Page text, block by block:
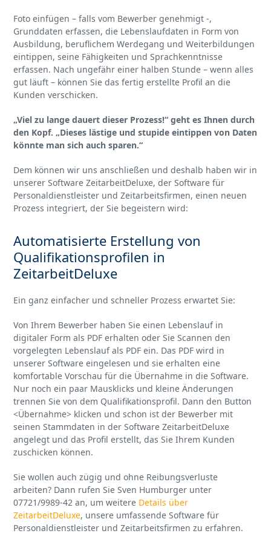
Foto einfügen – falls vom Bewerber genehmigt -,
Grunddaten erfassen, die Lebenslaufdaten in Form von
Ausbildung, beruflichem Werdegang und Weiterbildungen
eintippen, seine Fähigkeiten und Sprachkenntnisse
erfassen. Nach ungefähr einer halben Stunde – wenn alles
gut läuft – können Sie das fertig erstellte Profil an die
Kunden verschicken.
„Viel zu lange dauert dieser Prozess!“ geht es Ihnen durch
den Kopf. „Dieses lästige und stupide eintippen von Daten
könnte man sich auch sparen.“
Dem können wir uns anschließen und deshalb haben wir in
unserer Software ZeitarbeitDeluxe, der Software für
Personaldienstleister und Zeitarbeitsfirmen, einen neuen
Prozess integriert, der Sie begeistern wird:
Automatisierte Erstellung von
Qualifikationsprofilen in
ZeitarbeitDeluxe
Ein ganz einfacher und schneller Prozess erwartet Sie:
Von Ihrem Bewerber haben Sie einen Lebenslauf in
digitaler Form als PDF erhalten oder Sie Scannen den
vorgelegten Lebenslauf als PDF ein. Das PDF wird in
unserer Software eingelesen und sie erhalten eine
komfortable Vorschau für die Übernahme in die Software.
Nur noch ein paar Mausklicks und kleine Änderungen
trennen Sie von dem Qualifikationsprofil. Dann den Button
<Übernahme> klicken und schon ist der Bewerber mit
seinen Stammdaten in der Software ZeitarbeitDeluxe
angelegt und das Profil erstellt, das Sie Ihrem Kunden
zuschicken können.
Sie wollen auch zügig und ohne Reibungsverluste
arbeiten? Dann rufen Sie Sven Humburger unter
07721/9989-42 an, um weitere Details über
ZeitarbeitDeluxe, unsere umfassende Software für
Personaldienstleister und Zeitarbeitsfirmen zu erfahren.